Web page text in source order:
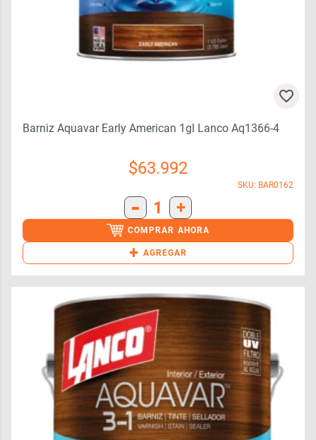
Barniz Aquavar Early American 1gl Lanco Aq1366-4
$63.992
SKU: BAR0162
- 1 +
COMPRAR AHORA
+ AGREGAR